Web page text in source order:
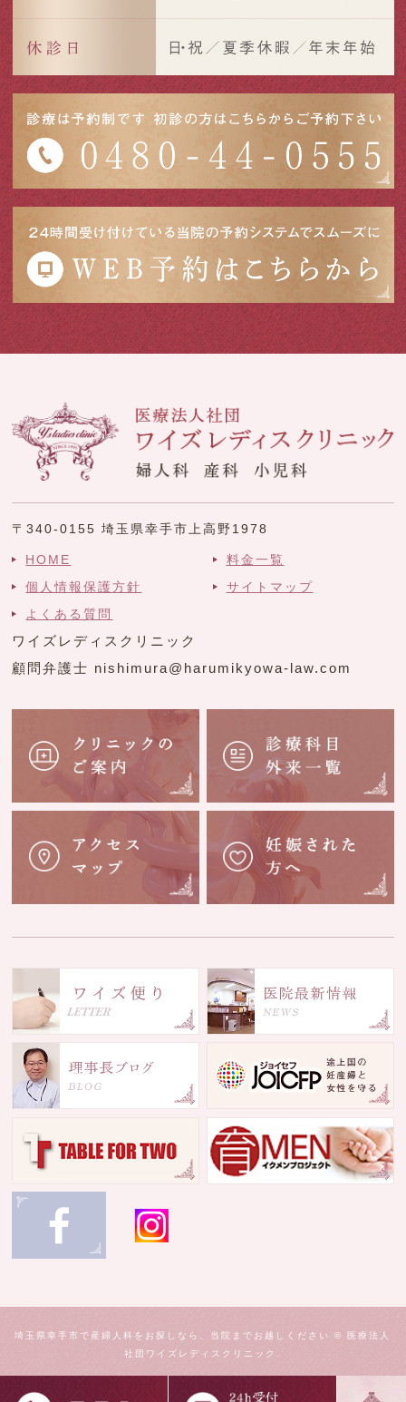
〒340-0155 埼玉県幸手市上高野1978
HOME
個人情報保護方針
よくある質問
料金一覧
サイトマップ
ワイズレディスクリニック
顧問弁護士 nishimura@harumikyowa-law.com
埼玉県幸手市で産婦人科をお探しなら、当院までお越しください © 医療法人
社団ワイズレディスクリニック.